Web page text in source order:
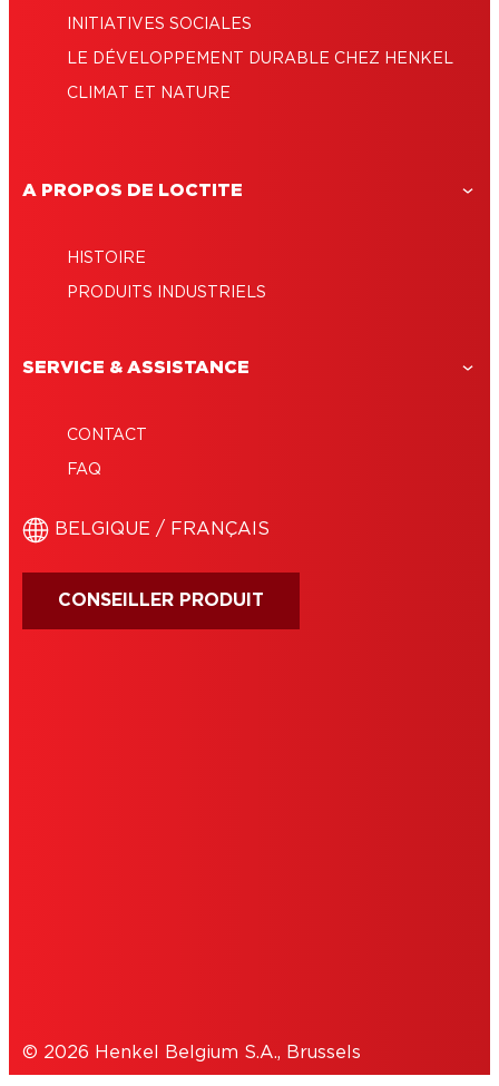
INITIATIVES SOCIALES
LE DÉVELOPPEMENT DURABLE CHEZ HENKEL
CLIMAT ET NATURE
A PROPOS DE LOCTITE
HISTOIRE
PRODUITS INDUSTRIELS
SERVICE & ASSISTANCE
CONTACT
FAQ
BELGIQUE / FRANÇAIS
CONSEILLER PRODUIT
© 2026 Henkel Belgium S.A., Brussels